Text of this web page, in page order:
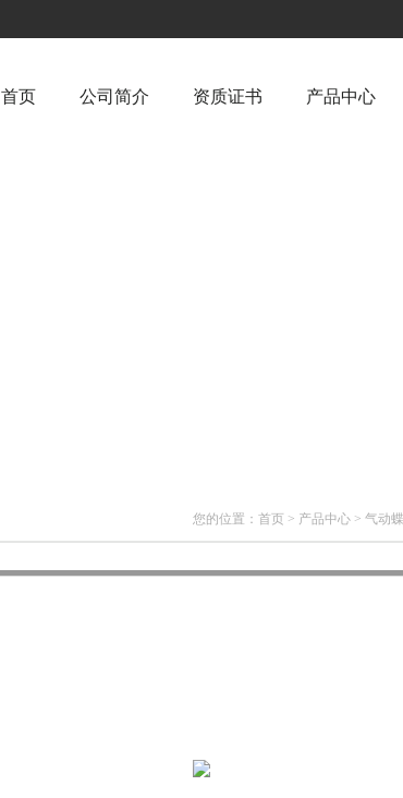
首页 公司简介 资质证书 产品中心
您的位置： 首页 > 产品中心 > 气动